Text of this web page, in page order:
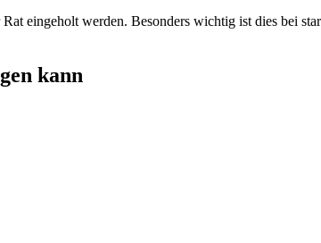
eingeholt werden. Besonders wichtig ist dies bei
kann